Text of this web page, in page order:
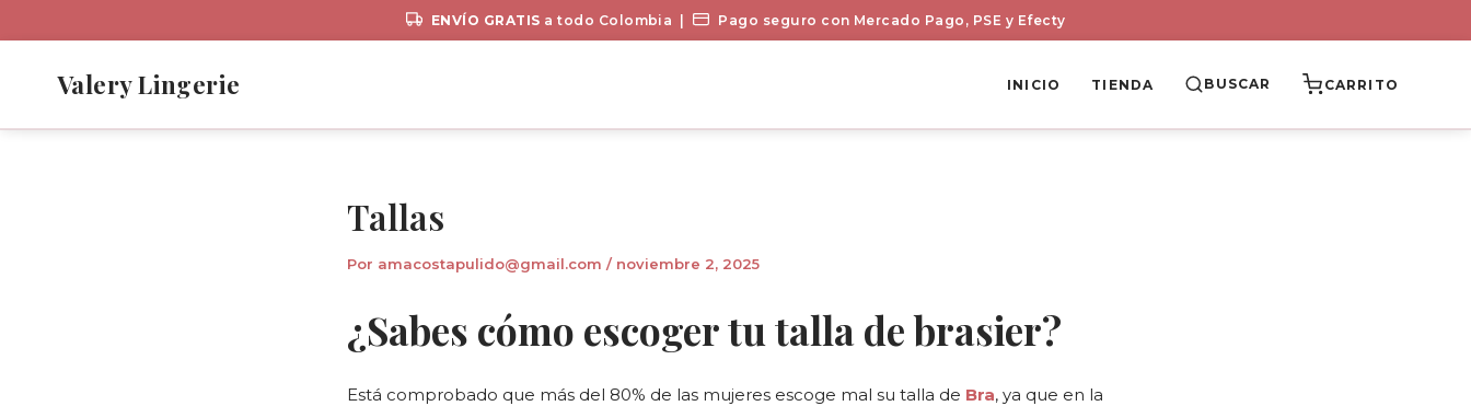
ENVÍO GRATIS a todo Colombia | Pago seguro con Mercado Pago, PSE y Efecty
Valery Lingerie INICIO TIENDA BUSCAR CARRITO
Tallas
Por amacostapulido@gmail.com / noviembre 2, 2025
¿Sabes cómo escoger tu talla de brasier?
Está comprobado que más del 80% de las mujeres escoge mal su talla de Bra, ya que en la